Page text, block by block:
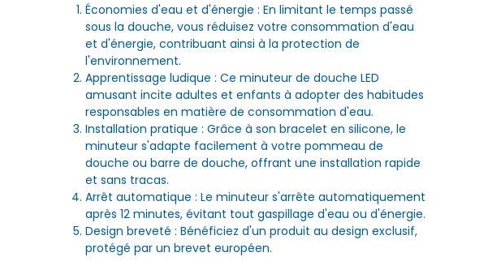
Économies d'eau et d'énergie : En limitant le temps passé
sous la douche, vous réduisez votre consommation d'eau
et d'énergie, contribuant ainsi à la protection de
l'environnement.
Apprentissage ludique : Ce minuteur de douche LED
amusant incite adultes et enfants à adopter des habitudes
responsables en matière de consommation d'eau.
Installation pratique : Grâce à son bracelet en silicone, le
minuteur s'adapte facilement à votre pommeau de
douche ou barre de douche, offrant une installation rapide
et sans tracas.
Arrêt automatique : Le minuteur s'arrête automatiquement
après 12 minutes, évitant tout gaspillage d'eau ou d'énergie.
Design breveté : Bénéficiez d'un produit au design exclusif,
protégé par un brevet européen.